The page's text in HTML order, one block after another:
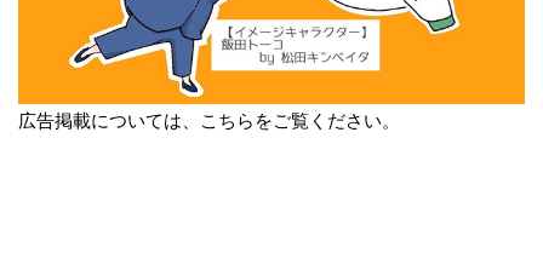
広告掲載については、こちらをご覧ください。